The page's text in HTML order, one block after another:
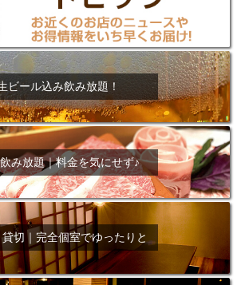
ビール込み飲み放題！
み放題｜料金を気にせず♪
切｜完全個室でゆったりと